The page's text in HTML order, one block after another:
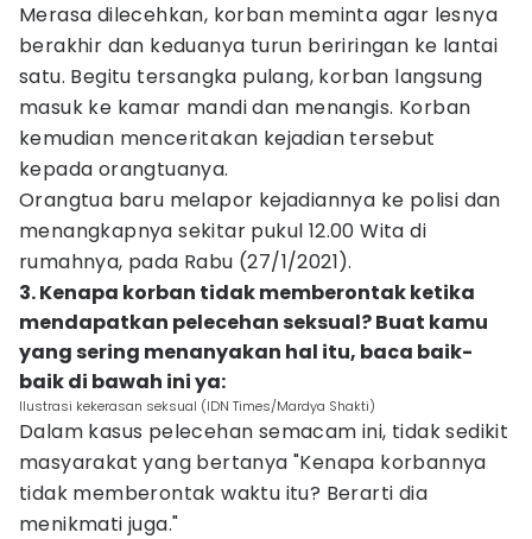
Merasa dilecehkan, korban meminta agar lesnya
berakhir dan keduanya turun beriringan ke lantai
satu. Begitu tersangka pulang, korban langsung
masuk ke kamar mandi dan menangis. Korban
kemudian menceritakan kejadian tersebut
kepada orangtuanya.
Orangtua baru melapor kejadiannya ke polisi dan
menangkapnya sekitar pukul 12.00 Wita di
rumahnya, pada Rabu (27/1/2021).
3. Kenapa korban tidak memberontak ketika
mendapatkan pelecehan seksual? Buat kamu
yang sering menanyakan hal itu, baca baik-
baik di bawah ini ya:
Ilustrasi kekerasan seksual (IDN Times/Mardya Shakti)
Dalam kasus pelecehan semacam ini, tidak sedikit
masyarakat yang bertanya "Kenapa korbannya
tidak memberontak waktu itu? Berarti dia
menikmati juga."